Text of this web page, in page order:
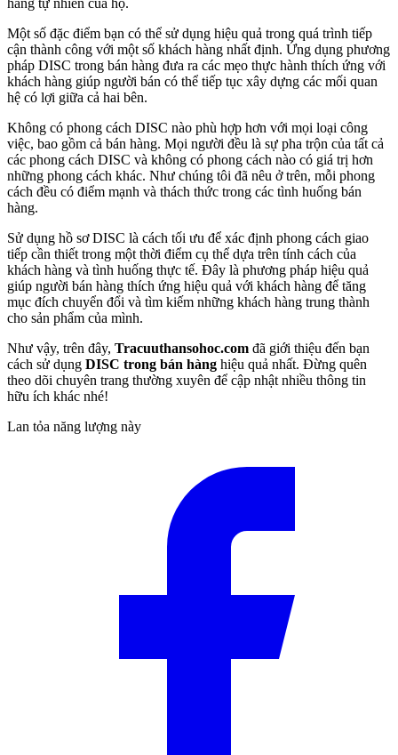
Một số đặc điểm bạn có thể sử dụng hiệu quả trong quá trình tiếp
cận thành công với một số khách hàng nhất định. Ứng dụng phương
pháp DISC trong bán hàng đưa ra các mẹo thực hành thích ứng với
khách hàng giúp người bán có thể tiếp tục xây dựng các mối quan
hệ có lợi giữa cả hai bên.
Không có phong cách DISC nào phù hợp hơn với mọi loại công
việc, bao gồm cả bán hàng. Mọi người đều là sự pha trộn của tất cả
các phong cách DISC và không có phong cách nào có giá trị hơn
những phong cách khác. Như chúng tôi đã nêu ở trên, mỗi phong
cách đều có điểm mạnh và thách thức trong các tình huống bán
hàng.
Sử dụng hồ sơ DISC là cách tối ưu để xác định phong cách giao
tiếp cần thiết trong một thời điểm cụ thể dựa trên tính cách của
khách hàng và tình huống thực tế. Đây là phương pháp hiệu quả
giúp người bán hàng thích ứng hiệu quả với khách hàng để tăng
mục đích chuyển đổi và tìm kiếm những khách hàng trung thành
cho sản phẩm của mình.
Như vậy, trên đây, Tracuuthansohoc.com đã giới thiệu đến bạn
cách sử dụng DISC trong bán hàng hiệu quả nhất. Đừng quên
theo dõi chuyên trang thường xuyên để cập nhật nhiều thông tin
hữu ích khác nhé!
Lan tỏa năng lượng này